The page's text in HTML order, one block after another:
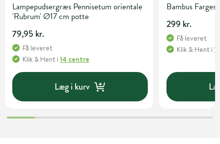
Lampepudsergræs Pennisetum orientale
'Rubrum' Ø17 cm potte
79,95 kr.
Få leveret
Klik & Hent i 14 centre
Læg i kurv
Bambus
299 kr.
Få leveret
Klik & Hent i